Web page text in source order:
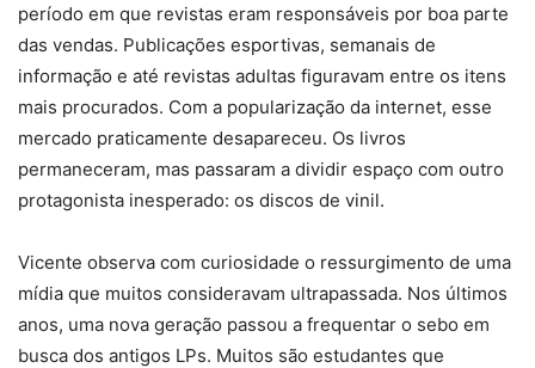
período em que revistas eram responsáveis por boa parte
das vendas. Publicações esportivas, semanais de
informação e até revistas adultas figuravam entre os itens
mais procurados. Com a popularização da internet, esse
mercado praticamente desapareceu. Os livros
permaneceram, mas passaram a dividir espaço com outro
protagonista inesperado: os discos de vinil.
Vicente observa com curiosidade o ressurgimento de uma
mídia que muitos consideravam ultrapassada. Nos últimos
anos, uma nova geração passou a frequentar o sebo em
busca dos antigos LPs. Muitos são estudantes que